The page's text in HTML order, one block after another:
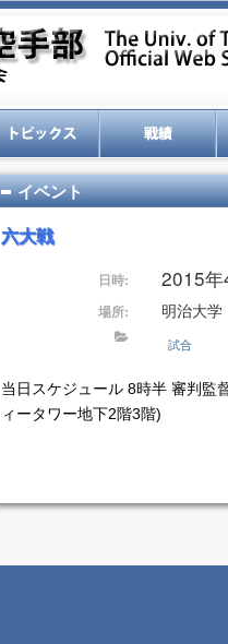
イベント
六大戦
日時: 2015
場所: 明治大学
試合
当日スケジュール 8時半 審判監
ィータワー地下2階3階)